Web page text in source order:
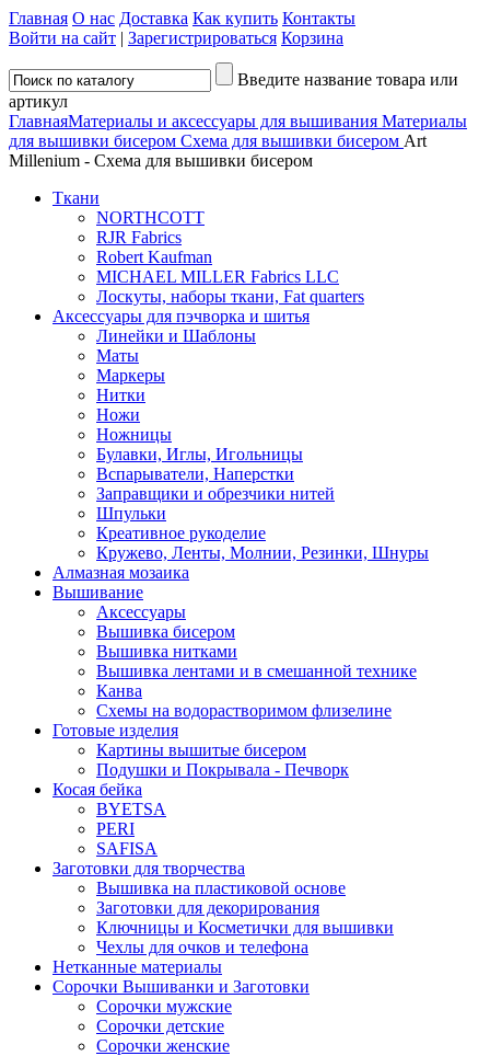
Главная О нас Доставка Как купить Контакты
Войти на сайт | Зарегистрироваться Корзина
Введите название товара или
артикул
ГлавнаяМатериалы и аксессуары для вышивания Материалы
для вышивки бисером Схема для вышивки бисером Art
Millenium - Схема для вышивки бисером
Ткани
NORTHCOTT
RJR Fabrics
Robert Kaufman
MICHAEL MILLER Fabrics LLC
Лоскуты, наборы ткани, Fat quarters
Аксессуары для пэчворка и шитья
Линейки и Шаблоны
Маты
Маркеры
Нитки
Ножи
Ножницы
Булавки, Иглы, Игольницы
Вспарыватели, Наперстки
Заправщики и обрезчики нитей
Шпульки
Креативное рукоделие
Кружево, Ленты, Молнии, Резинки, Шнуры
Алмазная мозаика
Вышивание
Аксессуары
Вышивка бисером
Вышивка нитками
Вышивка лентами и в смешанной технике
Канва
Схемы на водорастворимом флизелине
Готовые изделия
Картины вышитые бисером
Подушки и Покрывала - Печворк
Косая бейка
BYETSA
PERI
SAFISA
Заготовки для творчества
Вышивка на пластиковой основе
Заготовки для декорирования
Ключницы и Косметички для вышивки
Чехлы для очков и телефона
Нетканные материалы
Сорочки Вышиванки и Заготовки
Cорочки мужские
Сорочки детские
Сорочки женские